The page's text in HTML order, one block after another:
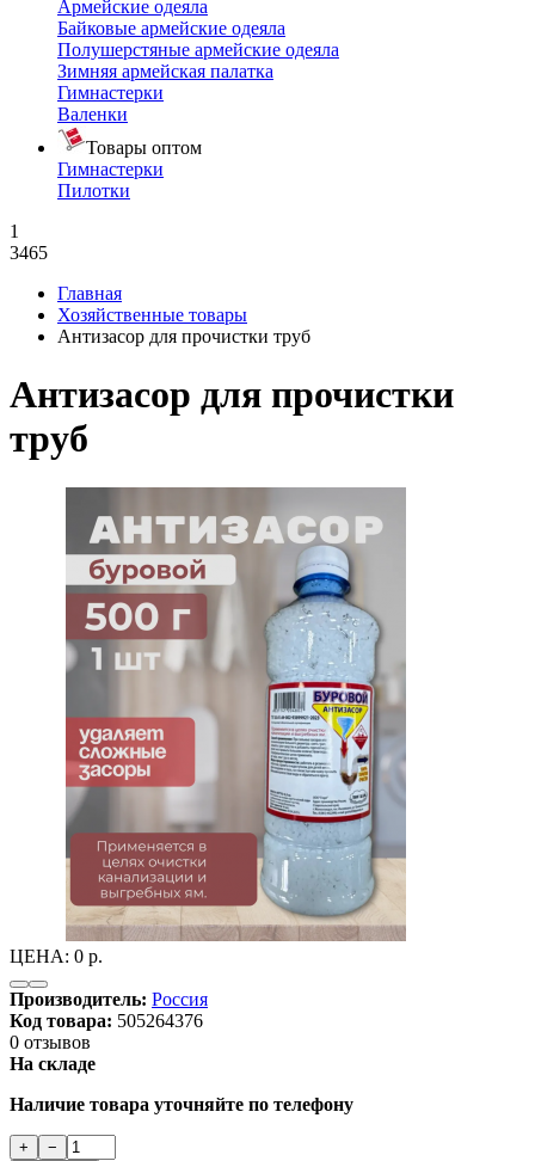
Армейские одеяла
Байковые армейские одеяла
Полушерстяные армейские одеяла
Зимняя армейская палатка
Гимнастерки
Валенки
Товары оптом
Гимнастерки
Пилотки
1
3465
Главная
Хозяйственные товары
Антизасор для прочистки труб
Антизасор для прочистки
труб
ЦЕНА: 0 р.
Производитель: Россия
Код товара: 505264376
0 отзывов
На складе
Наличие товара уточняйте по телефону
+
−